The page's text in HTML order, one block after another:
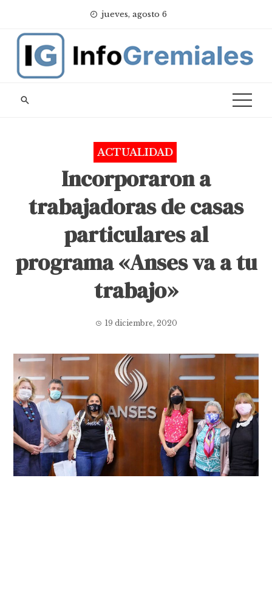
content
jueves, agosto 6
ACTUALIDAD
Incorporaron a
trabajadoras de casas
particulares al
programa «Anses va a tu
trabajo»
19 diciembre, 2020